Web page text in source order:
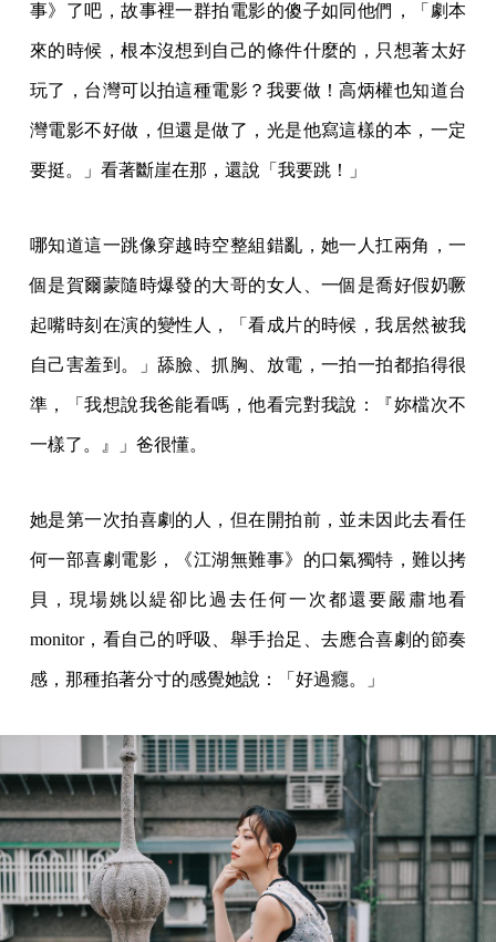
事》了吧，故事裡一群拍電影的傻子如同他們，「劇本
來的時候，根本沒想到自己的條件什麼的，只想著太好
玩了，台灣可以拍這種電影？我要做！高炳權也知道台
灣電影不好做，但還是做了，光是他寫這樣的本，一定
要挺。」看著斷崖在那，還說「我要跳！」
哪知道這一跳像穿越時空整組錯亂，她一人扛兩角，一
個是賀爾蒙隨時爆發的大哥的女人、一個是喬好假奶噘
起嘴時刻在演的變性人，「看成片的時候，我居然被我
自己害羞到。」舔臉、抓胸、放電，一拍一拍都掐得很
準，「我想說我爸能看嗎，他看完對我說：『妳檔次不
一樣了。』」爸很懂。
她是第一次拍喜劇的人，但在開拍前，並未因此去看任
何一部喜劇電影，《江湖無難事》的口氣獨特，難以拷
貝，現場姚以緹卻比過去任何一次都還要嚴肅地看
monitor，看自己的呼吸、舉手抬足、去應合喜劇的節奏
感，那種掐著分寸的感覺她說：「好過癮。」